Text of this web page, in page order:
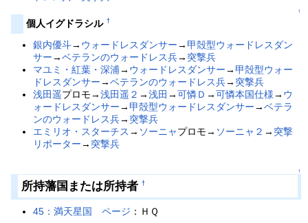
↑
個人イグドラシル †
銀内優斗→ ウォードレスダンサー→ 甲殻型ウォードレスダン
サー→ベテランのウォードレス兵→ 突撃兵
マユミ・紅葉・深浦→ ウォードレスダンサー→ 甲殻型ウォー
ドレスダンサー→ベテランのウォードレス兵→ 突撃兵
浅田遥プロモ→浅田遥２ →浅田 →可憐Ｄ →可憐本国仕様→ ウ
ォードレスダンサー→ 甲殻型ウォードレスダンサー→ベテラ
ンのウォードレス兵→ 突撃兵
エミリオ・スターチス → ソーニャプロモ→ ソーニャ２ → 突撃
リポーター→ 突撃兵
↑
所持藩国または所持者 †
45：満天星国 ページ ：ＨＱ